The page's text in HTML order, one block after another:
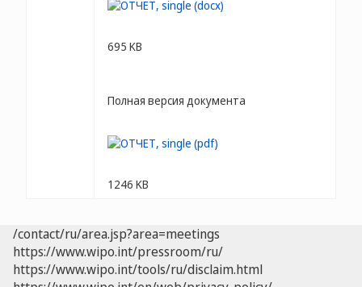
695 KB
Полная версия документа
1246 KB
/contact/ru/area.jsp?area=meetings
https://www.wipo.int/pressroom/ru/
https://www.wipo.int/tools/ru/disclaim.html